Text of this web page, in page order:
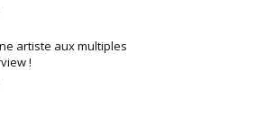
artiste aux multiples
!